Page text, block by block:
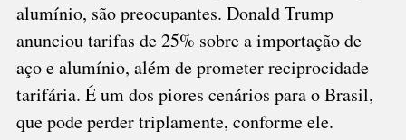
alumínio, são preocupantes. Donald Trump
anunciou tarifas de 25% sobre a importação de
aço e alumínio, além de prometer reciprocidade
tarifária. É um dos piores cenários para o Brasil,
que pode perder triplamente, conforme ele.